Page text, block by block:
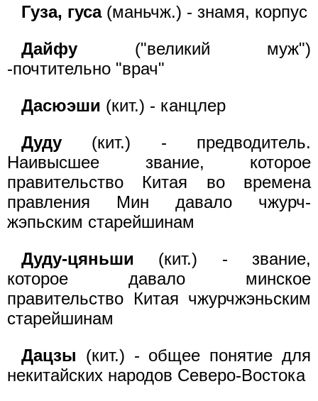
Гуза, гуса (маньчж.) - знамя, корпус
Дайфу ("великий муж")
-почтительно "врач"
Дасюэши (кит.) - канцлер
Дуду (кит.) - предводитель.
Наивысшее звание, которое
правительство Китая во времена
правления Мин давало чжурч-
жэпьским старейшинам
Дуду-цяньши (кит.) - звание,
которое давало минское
правительство Китая чжурчжэньским
старейшинам
Дацзы (кит.) - общее понятие для
некитайских народов Северо-Востока